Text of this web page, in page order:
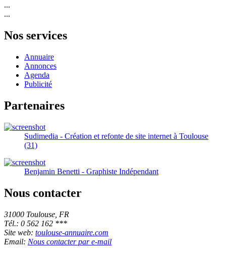
...
...
Nos services
Annuaire
Annonces
Agenda
Publicité
Partenaires
Sudimedia - Création et refonte de site internet à Toulouse
(31)
Benjamin Benetti - Graphiste Indépendant
Nous contacter
31000 Toulouse, FR
Tél.: 0 562 162 ***
Site web: toulouse-annuaire.com
Email: Nous contacter par e-mail